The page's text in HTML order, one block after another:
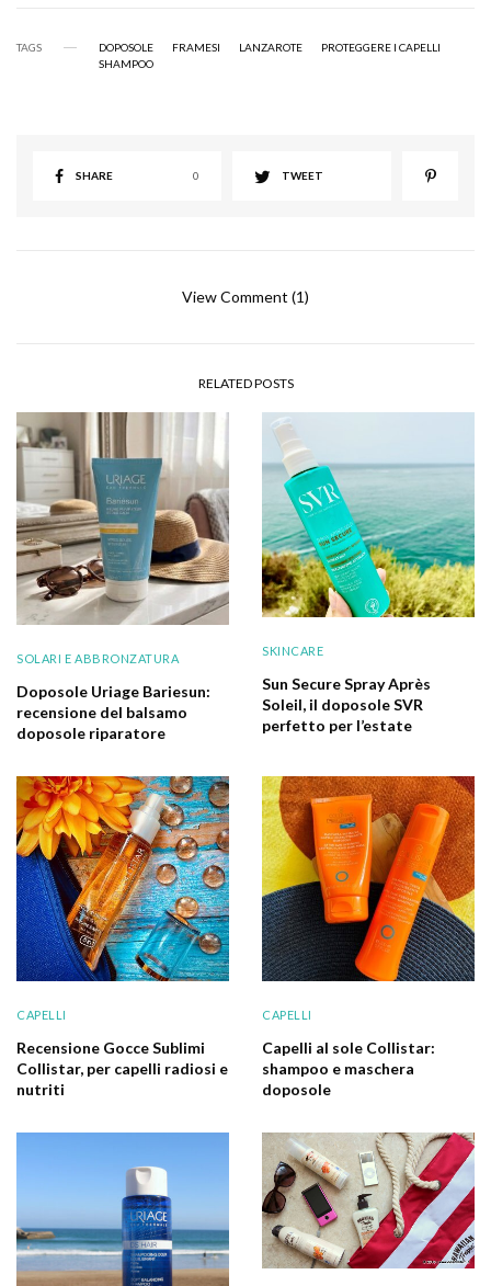
TAGS DOPOSOLE FRAMESI LANZAROTE
PROTEGGERE I CAPELLI
SHAMPOO
SHARE 0 TWEET
View Comment (1)
RELATED POSTS
SOLARI E ABBRONZATURA
Doposole Uriage Bariesun:
recensione del balsamo
doposole riparatore
SKINCARE
Sun Secure Spray Après
Soleil, il doposole SVR
perfetto per l’estate
CAPELLI
Recensione Gocce Sublimi
Collistar, per capelli radiosi e
nutriti
CAPELLI
Capelli al sole Collistar:
shampoo e maschera
doposole